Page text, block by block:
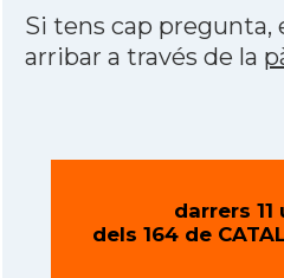
Si tens cap pregunta,
arribar a través de la
darrers 11
dels 164 de